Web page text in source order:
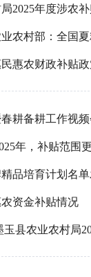
年度涉农补贴资金
麦收获进度过七成 先进适用农机装备为“
惠农财政补贴
早行动全力以赴抓好春季农业生产各项工作坚决打好夺
补贴范围更广，补贴力度
品培育计划名
资金补贴情况
村局2024年惠民惠农财政补